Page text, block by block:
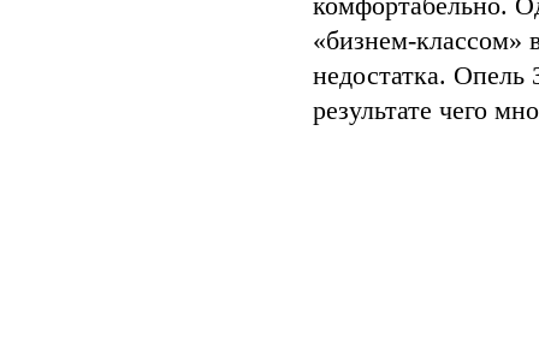
«бизнем-классом»
недостатка. Опель
результате чего